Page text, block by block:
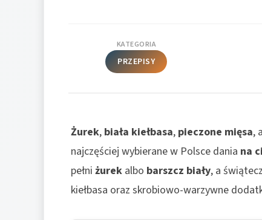
KATEGORIA
PRZEPISY
Żurek, biała kiełbasa, pieczone mięsa,
najczęściej wybierane w Polsce dania na
pełni żurek albo barszcz biały, a
kiełbasa oraz skrobiowo-warzywne